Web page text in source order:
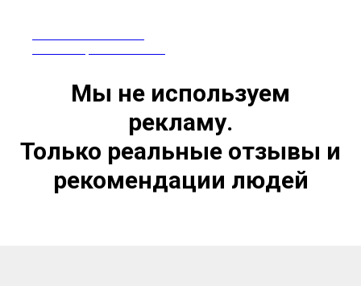
Мы не используем
рекламу.
Только реальные отзывы и
рекомендации людей